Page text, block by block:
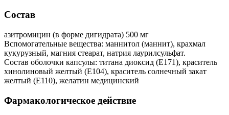
Состав
азитромицин (в форме дигидрата) 500 мг
Вспомогательные вещества: маннитол (маннит), крахмал
кукурузный, магния стеарат, натрия лаурилсульфат.
Состав оболочки капсулы: титана диоксид (Е171), краситель
хинолиновый желтый (Е104), краситель солнечный закат
желтый (Е110), желатин медицинский
Фармакологическое действие